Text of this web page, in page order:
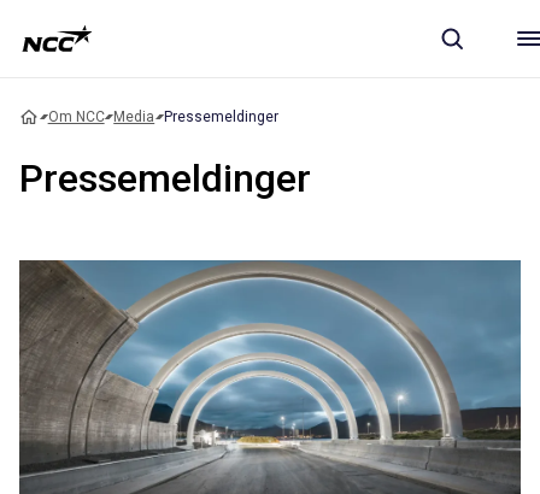
Om NCC Media Pressemeldinger
Pressemeldinger